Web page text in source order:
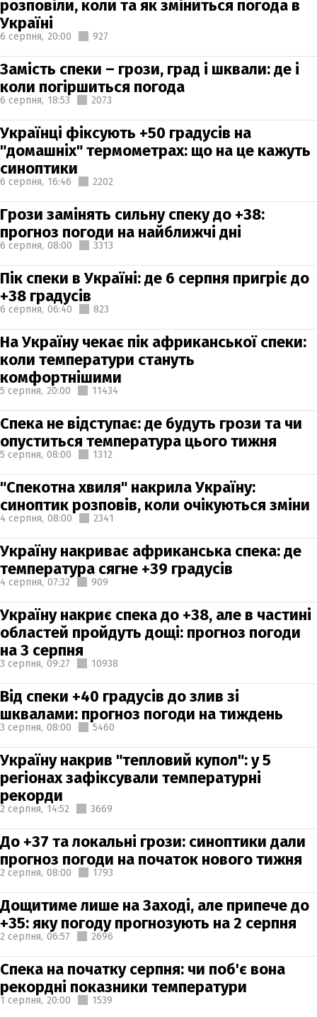
розповіли, коли та як зміниться погода в
Україні
6 серпня, 20:00 927
Замість спеки – грози, град і шквали: де і
коли погіршиться погода
6 серпня, 18:53 2073
Українці фіксують +50 градусів на
"домашніх" термометрах: що на це кажуть
синоптики
6 серпня, 16:46 2202
Грози замінять сильну спеку до +38:
прогноз погоди на найближчі дні
6 серпня, 08:00 3313
Пік спеки в Україні: де 6 серпня пригріє до
+38 градусів
6 серпня, 06:40 823
На Україну чекає пік африканської спеки:
коли температури стануть
комфортнішими
5 серпня, 20:00 11434
Спека не відступає: де будуть грози та чи
опуститься температура цього тижня
5 серпня, 08:00 1312
"Спекотна хвиля" накрила Україну:
синоптик розповів, коли очікуються зміни
4 серпня, 08:00 2341
Україну накриває африканська спека: де
температура сягне +39 градусів
4 серпня, 07:32 909
Україну накриє спека до +38, але в частині
областей пройдуть дощі: прогноз погоди
на 3 серпня
3 серпня, 09:27 10938
Від спеки +40 градусів до злив зі
шквалами: прогноз погоди на тиждень
3 серпня, 08:00 5460
Україну накрив "тепловий купол": у 5
регіонах зафіксували температурні
рекорди
2 серпня, 14:52 3669
До +37 та локальні грози: синоптики дали
прогноз погоди на початок нового тижня
2 серпня, 08:00 1793
Дощитиме лише на Заході, але припече до
+35: яку погоду прогнозують на 2 серпня
2 серпня, 06:57 2696
Спека на початку серпня: чи поб'є вона
рекордні показники температури
1 серпня, 20:00 1539